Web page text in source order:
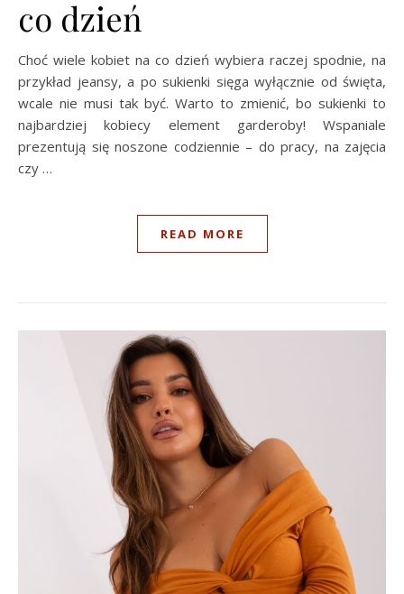
co dzień
Choć wiele kobiet na co dzień wybiera raczej spodnie, na
przykład jeansy, a po sukienki sięga wyłącznie od święta,
wcale nie musi tak być. Warto to zmienić, bo sukienki to
najbardziej kobiecy element garderoby! Wspaniale
prezentują się noszone codziennie – do pracy, na zajęcia
czy …
READ MORE